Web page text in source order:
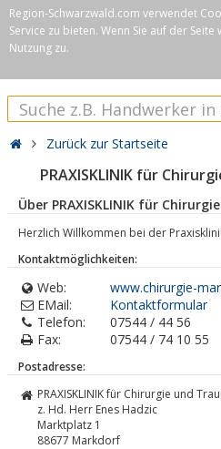
Region-Schwarzwald.com verwendet
Service zu bieten. Wenn Sie auf der
Nutzung zu.
Zurück zur Startseite
PRAXISKLINIK für
Über PRAXISKLINIK für
Herzlich Willkommen bei der
Kontaktmöglichkeiten:
Web:
www.chirurgie-
EMail:
Kontaktformular
Telefon:
07544 / 44 56
Fax:
07544 / 74 10 55
Postadresse:
PRAXISKLINIK für Chirurgie und
z. Hd. Herr Enes Hadzic
Marktplatz 1
88677 Markdorf